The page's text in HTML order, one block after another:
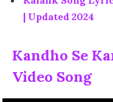
| Updated 2024
Kandho Se
Video Song